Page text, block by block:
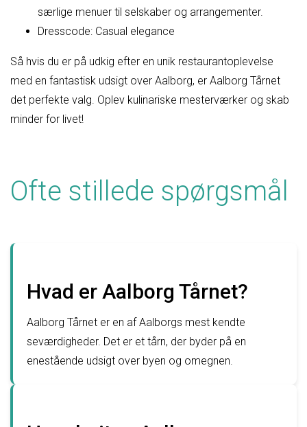
særlige menuer til selskaber og arrangementer.
Dresscode: Casual elegance
Så hvis du er på udkig efter en unik restaurantoplevelse
med en fantastisk udsigt over Aalborg, er Aalborg Tårnet
det perfekte valg. Oplev kulinariske mesterværker og skab
minder for livet!
Ofte stillede spørgsmål
Hvad er Aalborg Tårnet?
Aalborg Tårnet er en af Aalborgs mest kendte
seværdigheder. Det er et tårn, der byder på en
enestående udsigt over byen og omegnen.